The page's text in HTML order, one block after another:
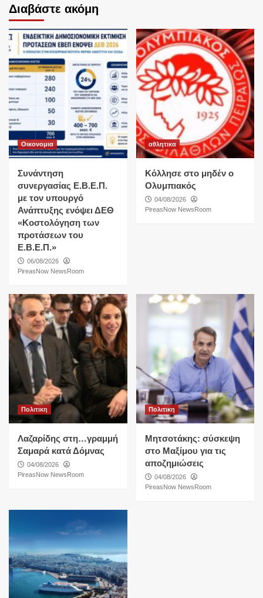
Διαβάστε ακόμη
Οικονομια
Συνάντηση
συνεργασίας Ε.Β.Ε.Π.
με τον υπουργό
Ανάπτυξης ενόψει ΔΕΘ
«Κοστολόγηση των
προτάσεων του
Ε.Β.Ε.Π.»
06/08/2026
PireasNow NewsRoom
αθλητικα
Κόλλησε στο μηδέν ο
Ολυμπιακός
04/08/2026
PireasNow NewsRoom
Πολιτικη
Λαζαρίδης στη…γραμμή
Σαμαρά κατά Δόμνας
04/08/2026
PireasNow NewsRoom
Πολιτικη
Μητσοτάκης: σύσκεψη
στο Μαξίμου για τις
αποζημιώσεις
04/08/2026
PireasNow NewsRoom